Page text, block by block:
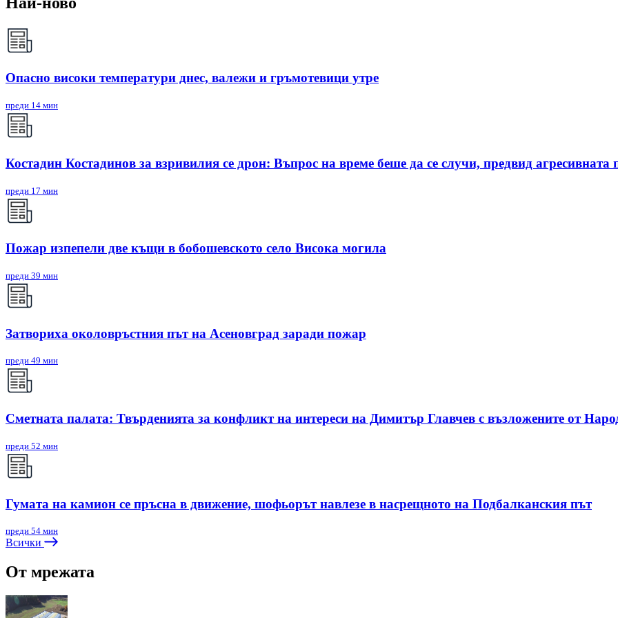
Опасно високи температури днес, валежи и гръмотевици утре
преди 14 мин
Костадин Костадинов за взривилия се дрон: Въпрос на време беше да се случи, предвид агресивната
преди 17 мин
Пожар изпепели две къщи в бобошевското село Висока могила
преди 39 мин
Затвориха околовръстния път на Асеновград заради пожар
преди 49 мин
Сметната палата: Твърденията за конфликт на интереси на Димитър Главчев с възложените от
преди 52 мин
Гумата на камион се пръсна в движение, шофьорът навлезе в насрещното на Подбалканския път
преди 54 мин
Всички
От мрежата